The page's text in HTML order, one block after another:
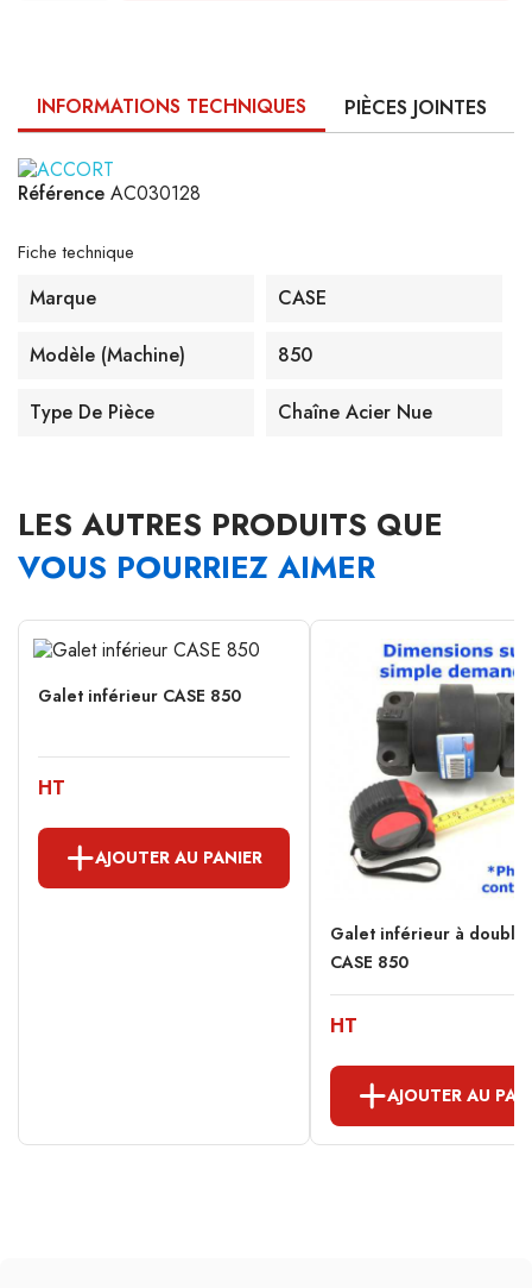
INFORMATIONS TECHNIQUES PIÈCES JOINTES
Référence AC030128
Fiche technique
Marque CASE
Modèle (machine) 850
Type De Pièce Chaîne Acier Nue
LES AUTRES PRODUITS QUE
VOUS POURRIEZ AIMER
Galet inférieur CASE 850
HT
AJOUTER AU PANIER
Galet inférieur à
CASE 850
HT
AJOUTER AU